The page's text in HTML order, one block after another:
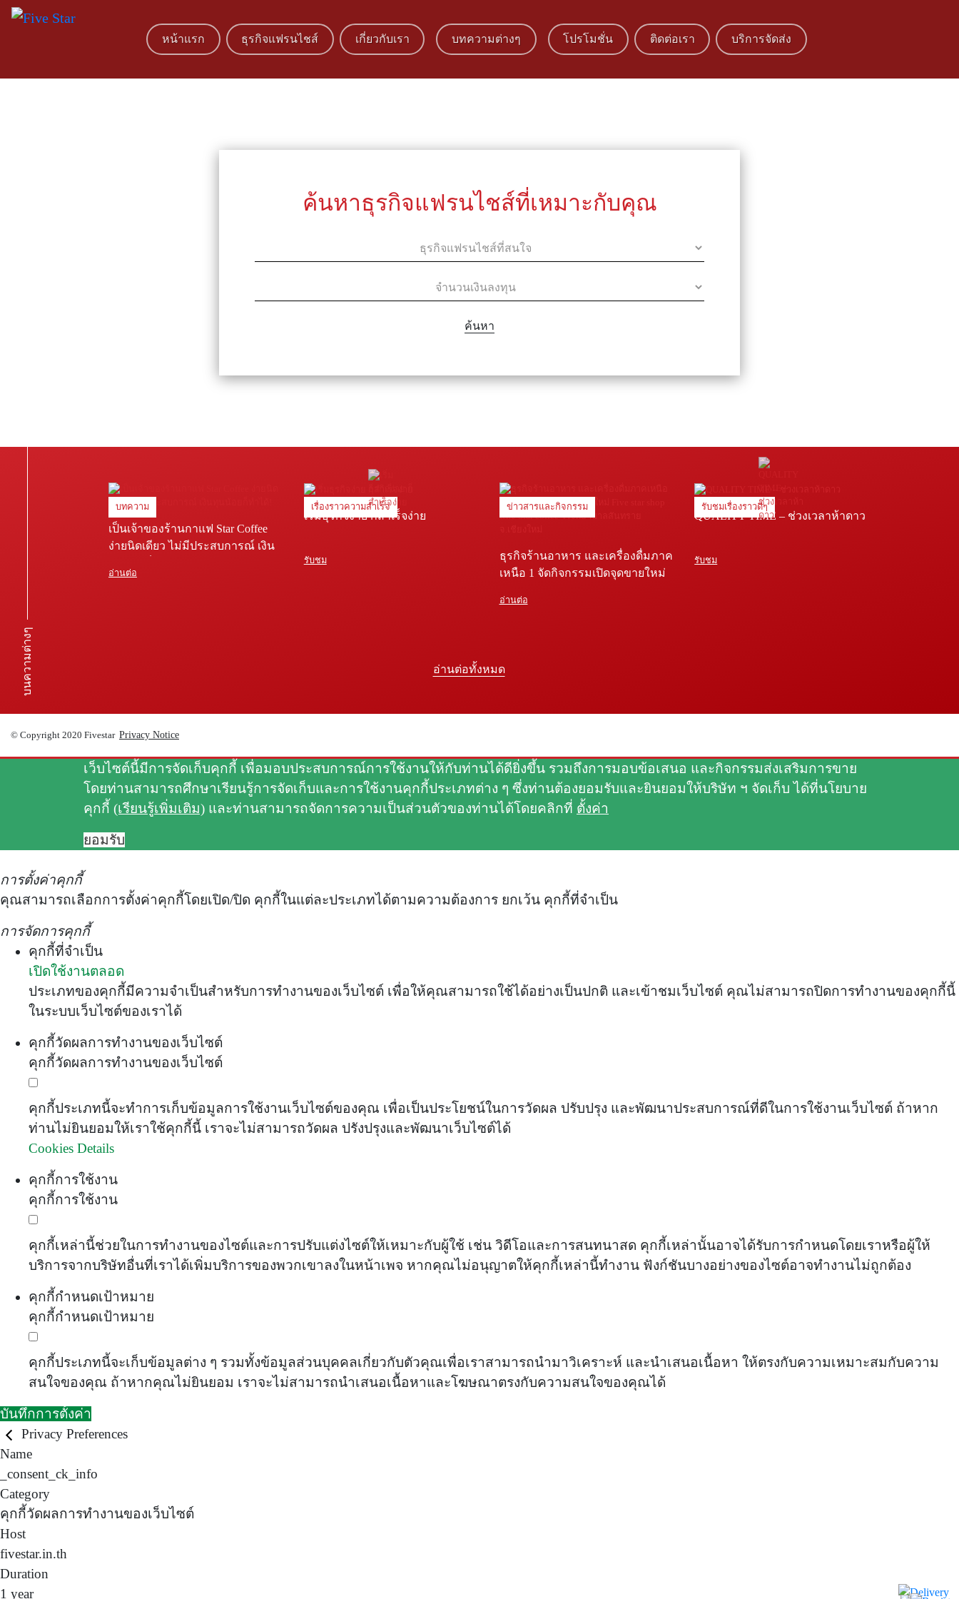
หน้าแรก ธุรกิจแฟรนไชส์ เกี่ยวกับเรา บทความต่างๆ โปรโมชั่น ติดต่อเรา บริการจัดส่ง
ค้นหาธุรกิจแฟรนไชส์ที่เหมาะกับคุณ
ค้นหา
บนความต่างๆ
บทความ
เป็นเจ้าของร้านกาแฟ Star Coffee
ง่ายนิดเดียว ไม่มีประสบการณ์ เงิน
อ่านต่อ
เรื่องราวความสำเร็จ
เริ่มธุรกิจง่าย ก็สำเร็จง่าย
รับชม
ข่าวสารและกิจกรรม
ธุรกิจร้านอาหาร และเครื่องดื่มภาค
เหนือ 1 จัดกิจกรรมเปิดจุดขายใหม่
พยาบาลสันทราย จ.เชียงใหม่
อ่านต่อ
รับชมเรื่องราวดีๆ
QUALITY TIME – ช่วงเวลาห้าดาว
รับชม
อ่านต่อทั้งหมด
© Copyright 2020 Fivestar Privacy Notice
เว็บไซต์นี้มีการจัดเก็บคุกกี้ เพื่อมอบประสบการณ์การใช้งานให้กับท่านได้ดียิ่งขึ้น รวมถึงการมอบข้อเสนอ และกิจกรรมส่งเสริมการขาย
โดยท่านสามารถศึกษาเรียนรู้การจัดเก็บและการใช้งานคุกกี้ประเภทต่าง ๆ ซึ่งท่านต้องยอมรับและยินยอมให้บริษัท ฯ จัดเก็บ ได้ที่นโยบาย
คุกกี้ (เรียนรู้เพิ่มเติม) และท่านสามารถจัดการความเป็นส่วนตัวของท่านได้โดยคลิกที่ ตั้งค่า
ยอมรับ
การตั้งค่าคุกกี้
คุณสามารถเลือกการตั้งค่าคุกกี้โดยเปิด/ปิด คุกกี้ในแต่ละประเภทได้ตามความต้องการ ยกเว้น คุกกี้ที่จำเป็น
การจัดการคุกกี้
คุกกี้ที่จำเป็น
เปิดใช้งานตลอด
ประเภทของคุกกี้มีความจำเป็นสำหรับการทำงานของเว็บไซต์ เพื่อให้คุณสามารถใช้ได้อย่างเป็นปกติ และเข้าชมเว็บไซต์ คุณไม่สามารถปิดการทำงานของคุกกี้นี้
ในระบบเว็บไซต์ของเราได้
คุกกี้วัดผลการทำงานของเว็บไซต์
คุกกี้วัดผลการทำงานของเว็บไซต์
คุกกี้ประเภทนี้จะทำการเก็บข้อมูลการใช้งานเว็บไซต์ของคุณ เพื่อเป็นประโยชน์ในการวัดผล ปรับปรุง และพัฒนาประสบการณ์ที่ดีในการใช้งานเว็บไซต์ ถ้าหาก
ท่านไม่ยินยอมให้เราใช้คุกกี้นี้ เราจะไม่สามารถวัดผล ปรังปรุงและพัฒนาเว็บไซต์ได้
Cookies Details
คุกกี้การใช้งาน
คุกกี้การใช้งาน
คุกกี้เหล่านี้ช่วยในการทำงานของไซต์และการปรับแต่งไซต์ให้เหมาะกับผู้ใช้ เช่น วิดีโอและการสนทนาสด คุกกี้เหล่านั้นอาจได้รับการกำหนดโดยเราหรือผู้ให้
บริการจากบริษัทอื่นที่เราได้เพิ่มบริการของพวกเขาลงในหน้าเพจ หากคุณไม่อนุญาตให้คุกกี้เหล่านี้ทำงาน ฟังก์ชันบางอย่างของไซต์อาจทำงานไม่ถูกต้อง
คุกกี้กำหนดเป้าหมาย
คุกกี้กำหนดเป้าหมาย
คุกกี้ประเภทนี้จะเก็บข้อมูลต่าง ๆ รวมทั้งข้อมูลส่วนบุคคลเกี่ยวกับตัวคุณเพื่อเราสามารถนำมาวิเคราะห์ และนำเสนอเนื้อหา ให้ตรงกับความเหมาะสมกับความ
สนใจของคุณ ถ้าหากคุณไม่ยินยอม เราจะไม่สามารถนำเสนอเนื้อหาและโฆษณาตรงกับความสนใจของคุณได้
บันทึกการตั้งค่า
Privacy Preferences
Name
_consent_ck_info
Category
คุกกี้วัดผลการทำงานของเว็บไซต์
Host
fivestar.in.th
Duration
1 year